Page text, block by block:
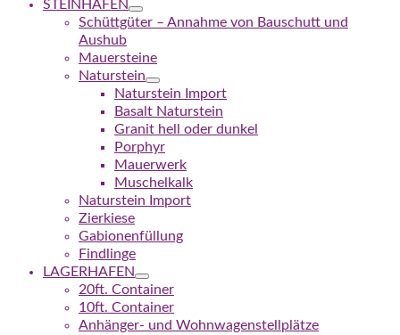
STEINHAFEN
Schüttgüter – Annahme von Bauschutt und
Aushub
Mauersteine
Naturstein
Naturstein Import
Basalt Naturstein
Granit hell oder dunkel
Porphyr
Mauerwerk
Muschelkalk
Naturstein Import
Zierkiese
Gabionenfüllung
Findlinge
LAGERHAFEN
20ft. Container
10ft. Container
Anhänger- und Wohnwagenstellplätze